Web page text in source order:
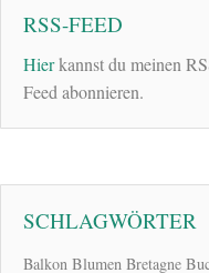
RSS-FEED
Hierkannst du meinen
Feed abonnieren.
SCHLAGWÖRTER
Balkon Blumen Bretagne